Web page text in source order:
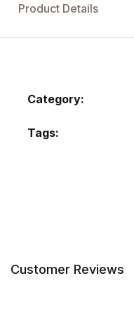
Product Details
Category:
Tags:
Customer Reviews